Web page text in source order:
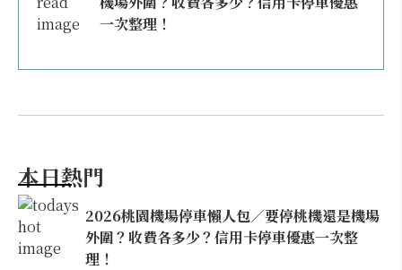
一次整理！
本日熱門
2026桃園機場停車懶人包／要停桃機還是機場
外圍？收費各多少？信用卡停車優惠一次整
理！